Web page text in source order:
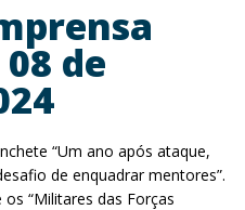
de
“Um ano após ataque,
de enquadrar mentores”.
os “Militares das Forças